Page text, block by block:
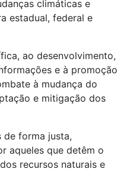
climáticas e
estadual, federal e
ao desenvolvimento,
e à promoção
à mudança do
e mitigação dos
de forma justa,
aqueles que detêm o
recursos naturais e